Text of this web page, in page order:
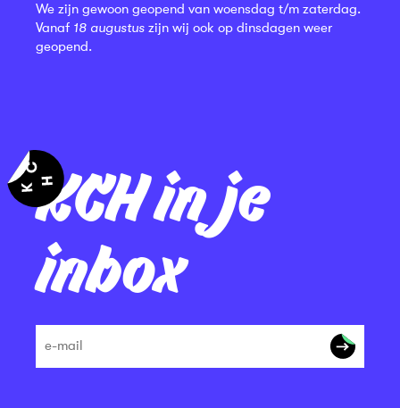
KCH in je
inbox
We zijn gewoon geopend van woensdag t/m zaterdag.
Vanaf 18 augustus zijn wij ook op dinsdagen weer
geopend.